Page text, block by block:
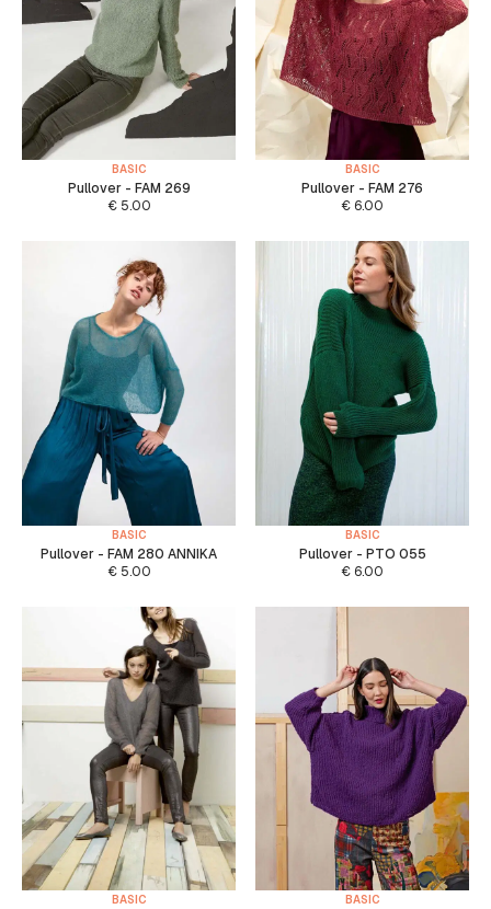
BASIC
Pullover - FAM 269
€5.00
BASIC
Pullover - FAM 276
€ 6.00
BASIC
Pullover - FAM 280 ANNIKA
€5.00
BASIC
Pullover - PTO 055
€ 6.00
BASIC BASIC